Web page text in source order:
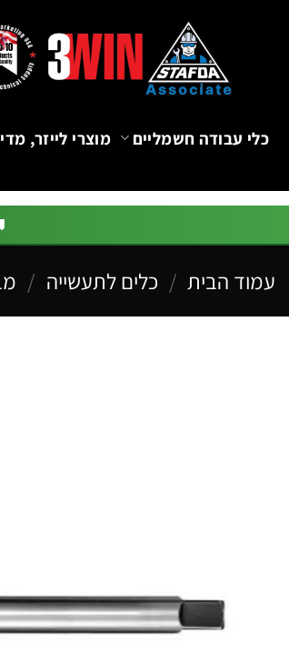
כלי עבודה חשמליים מוצרי לייזר,
עמוד הבית / כלים לתעשייה /